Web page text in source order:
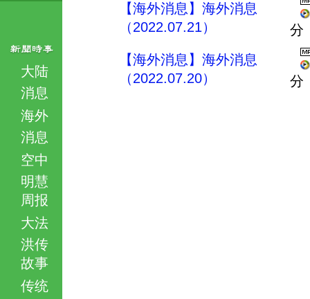
大陆
消息
海外
消息
空中
明慧
周报
大法
洪传
故事
传统
【海外消息】海外消息
（2022.07.21）
分
【海外消息】海外消息
（2022.07.20）
分